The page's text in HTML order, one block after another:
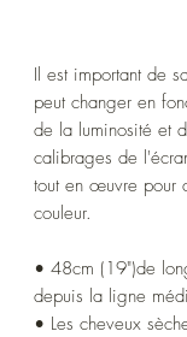
Il est important de
peut changer en
de la luminosité et
calibrages de
tout en œuvre pour
couleur.
• 48cm (19")de
depuis la ligne
• Les cheveux